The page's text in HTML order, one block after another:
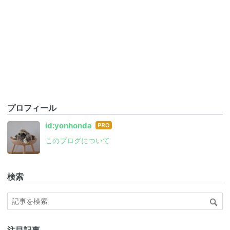
プロフィール
id:yonhonda はて
ログ
このブログについて
検索